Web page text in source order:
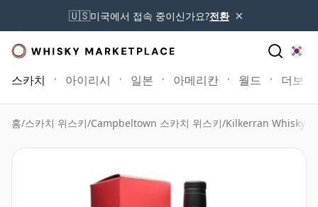
🇺🇸미국에서 접속 중이신가요?전환 ×
스카치 아이리시 일본 아메리칸 월드 더보기
홈/스카치 위스키/Campbeltown 스카치 위스키/Kilkerran Whisky